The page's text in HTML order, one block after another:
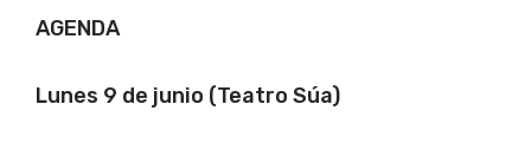
AGENDA
Lunes 9 de junio (Teatro Súa)